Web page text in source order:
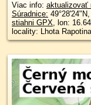
Viac info: aktualizovať
Súradnice: 49°28'24"N,
stiahni GPX, lon:
locality: Lhota